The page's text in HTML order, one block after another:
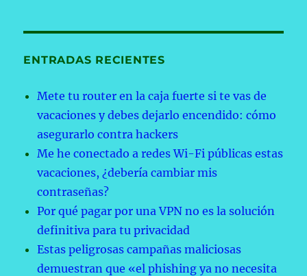
ENTRADAS RECIENTES
Mete tu router en la caja fuerte si te vas de
vacaciones y debes dejarlo encendido: cómo
asegurarlo contra hackers
Me he conectado a redes Wi-Fi públicas estas
vacaciones, ¿debería cambiar mis
contraseñas?
Por qué pagar por una VPN no es la solución
definitiva para tu privacidad
Estas peligrosas campañas maliciosas
demuestran que «el phishing ya no necesita